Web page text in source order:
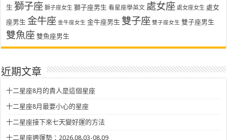
生 獅子座 獅子座女生 獅子座男生 看星座學英文 處女座 處女座女生 處女
座男生 金牛座 金牛座女生 金牛座男生 雙子座 雙子座女生 雙子座男生
雙魚座 雙魚座男生
近期文章
十二星座8月的貴人是這個星座
十二星座8月最要小心的星座
十二星座接下來七天變好運的方法
十二星座週運勢：2026.08.03-08.09